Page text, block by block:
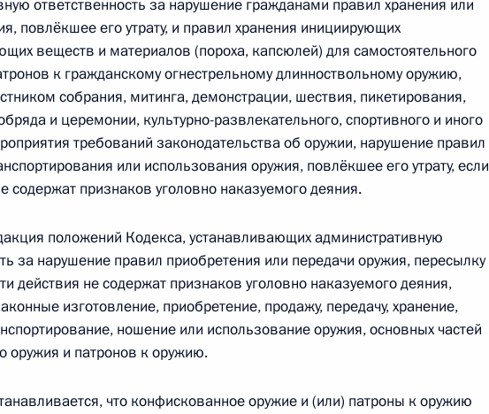
направленный на совершенствование норм уголовного закона
за преступления в сфере банкротства
12:40
о ратификации Соглашения о Совместной (объединенной)
12:35
о ратификации Протокола о внесении изменений в Соглашение
государств – участников СНГ в борьбе с незаконным оборотом
средств
12:30
ответственность за нарушение гражданами правил хранения или
повлёкшее его утрату, и правил хранения инициирующих
веществ и материалов (пороха, капсюлей) для самостоятельного
к гражданскому огнестрельному длинноствольному оружию,
собрания, митинга, демонстрации, шествия, пикетирования,
и церемонии, культурно-развлекательного, спортивного и иного
требований законодательства об оружии, нарушение правил
или использования оружия, повлёкшее его утрату, если
содержат признаков уголовно наказуемого деяния.
положений Кодекса, устанавливающих административную
за нарушение правил приобретения или передачи оружия, пересылку
действия не содержат признаков уголовно наказуемого деяния,
изготовление, приобретение, продажу, передачу, хранение,
ношение или использование оружия, основных частей
оружия и патронов к оружию.
что конфискованное оружие и (или) патроны к оружию